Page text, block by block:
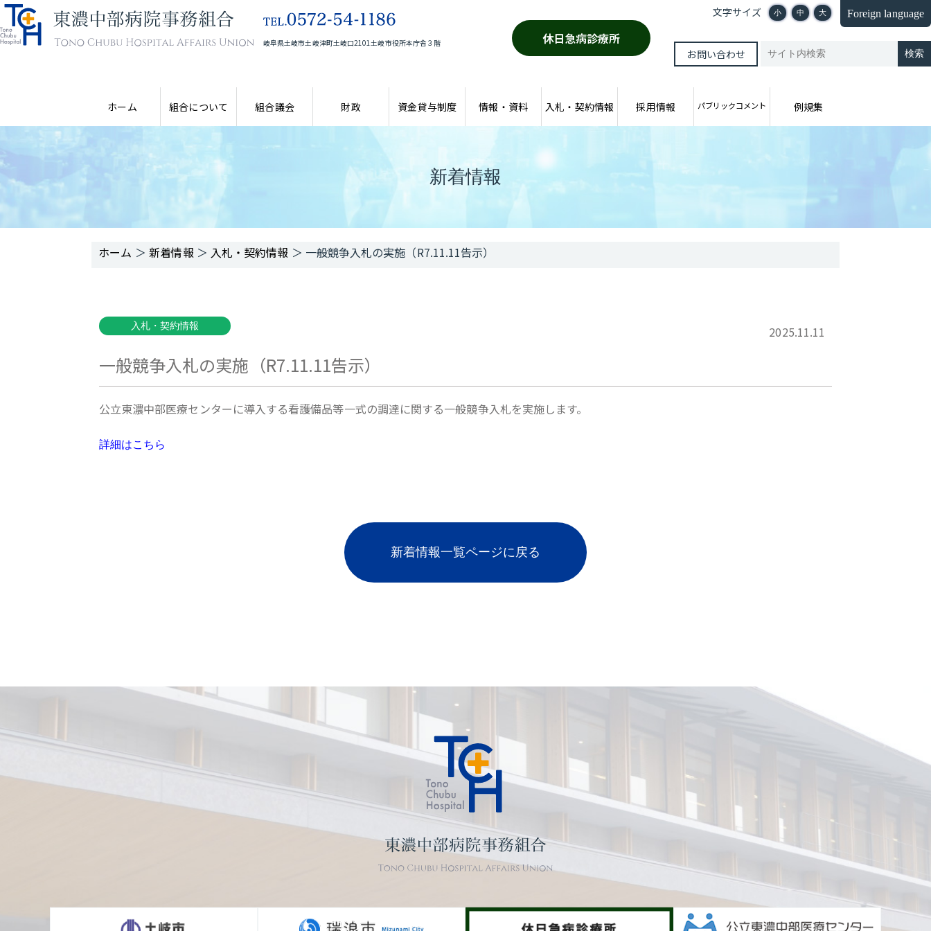
文字サイズ 小 中 大 Foreign language
休日急病診療所
お問い合わせ
岐阜県土岐市土岐津町土岐口2101土岐市役所本庁舎３階
ホーム 組合について 組合議会 財政 資金貸与制度 情報・資料 入札・契約情報 採用情報 パブリックコメント 例規集
新着情報
＞新着情報 ＞ 入札・契約情報 ＞ 一般競争入札の実施（R7.11.11告示）
2025.11.11
入札・契約情報
一般競争入札の実施（R7.11.11告示）
公立東濃中部医療センターに導入する看護備品等一式の調達に関する一般競争入札を実施します。
詳細はこちら
新着情報一覧ページに戻る